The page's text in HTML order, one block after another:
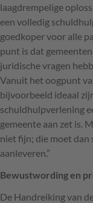
laagdrempelige
een volledig
goedkoper voor alle
punt is dat
juridische vragen
Vanuit het oogpunt
bijvoorbeeld ideaal
schuldhulpverlening
gemeente aan zet is.
niet fijn; die moet dan
aanleveren.”
Bewustwording en
De Handreiking van